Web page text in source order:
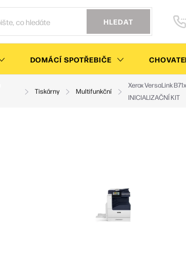
HLEDAT
DOMÁCÍ SPOTŘEBIČE
Tiskárny Multifunkční
Xerox VersaLink
INICIALIZAČNÍ KIT